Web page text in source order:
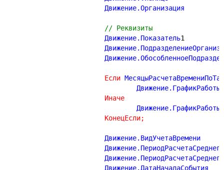
// Реквизиты
			Движение.Показатель
1
Если
Иначе
КонецЕсли;